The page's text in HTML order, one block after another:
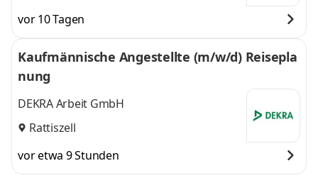
vor 10 Tagen
Kaufmännische Angestellte (m/w/d) Reisepla
nung
DEKRA Arbeit GmbH
Rattiszell
vor etwa 9 Stunden